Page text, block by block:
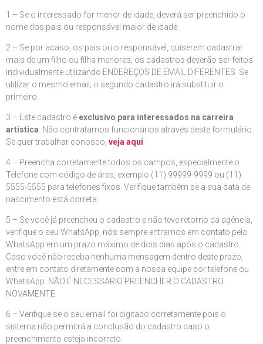
1 – Se o interessado for menor de idade, deverá ser preenchido o
nome dos pais ou responsável maior de idade.
2 – Se por acaso, os pais ou o responsável, quiserem cadastrar
mais de um filho ou filha menores, os cadastros deverão ser feitos
individualmente utilizando ENDEREÇOS DE EMAIL DIFERENTES. Se
utilizar o mesmo email, o segundo cadastro irá substituir o
primeiro.
3 – Este cadastro é exclusivo para interessados na carreira
artística . Não contratamos funcionários através deste formulário.
Se quer trabalhar conosco, veja aqui
4 – Preencha corretamente todos os campos, especialmente o
Telefone com código de área, exemplo (11) 99999-9999 ou (11)
5555-5555 para telefones fixos. Verifique também se a sua data de
nascimento está correta.
5 – Se você já preencheu o cadastro e não teve retorno da agência,
verifique o seu WhatsApp, nós sempre entramos em contato pelo
WhatsApp em um prazo máximo de dois dias após o cadastro.
Caso você não receba nenhuma mensagem dentro deste prazo,
entre em contato diretamente com a nossa equipe por telefone ou
WhatsApp. NÃO É NECESSÁRIO PREENCHER O CADASTRO
NOVAMENTE.
6 – Verifique se o seu email foi digitado corretamente pois o
sistema não permitrá a conclusão do cadastro caso o
preenchimento esteja incorreto.